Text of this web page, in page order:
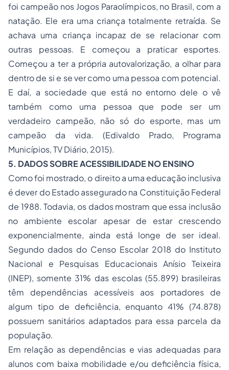
foi campeão nos Jogos Paraolímpicos, no Brasil, com a
natação. Ele era uma criança totalmente retraída. Se
achava uma criança incapaz de se relacionar com
outras pessoas. E começou a praticar esportes.
Começou a ter a própria autovalorização, a olhar para
dentro de si e se ver como uma pessoa com potencial.
E daí, a sociedade que está no entorno dele o vê
também como uma pessoa que pode ser um
verdadeiro campeão, não só do esporte, mas um
campeão da vida. (Edivaldo Prado, Programa
Municípios, TV Diário, 2015).
5. DADOS SOBRE ACESSIBILIDADE NO ENSINO
Como foi mostrado, o direito a uma educação inclusiva
é dever do Estado assegurado na Constituição Federal
de 1988. Todavia, os dados mostram que essa inclusão
no ambiente escolar apesar de estar crescendo
exponencialmente, ainda está longe de ser ideal.
Segundo dados do Censo Escolar 2018 do Instituto
Nacional e Pesquisas Educacionais Anísio Teixeira
(INEP), somente 31% das escolas (55.899) brasileiras
têm dependências acessíveis aos portadores de
algum tipo de deficiência, enquanto 41% (74.878)
possuem sanitários adaptados para essa parcela da
população.
Em relação as dependências e vias adequadas para
alunos com baixa mobilidade e/ou deficiência física,